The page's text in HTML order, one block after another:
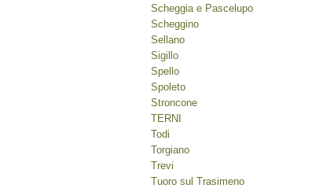
Scheggia e Pascelupo
Scheggino
Sellano
Sigillo
Spello
Spoleto
Stroncone
TERNI
Todi
Torgiano
Trevi
Tuoro sul Trasimeno